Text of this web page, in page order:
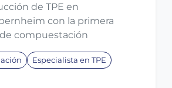
de TPE en
con la primera
compuestación
Especialista en TPE